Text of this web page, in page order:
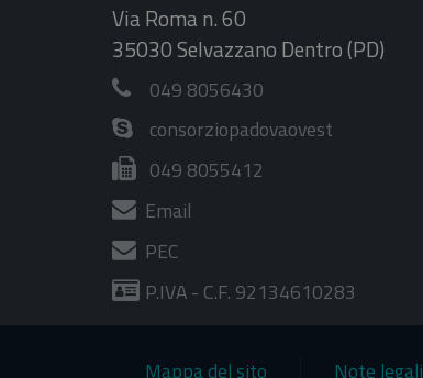
Via Roma n. 60
35030 Selvazzano Dentro (PD)
049 8056430
consorziopadovaovest
049 8055412
Email
PEC
P.IVA - C.F. 92134610283
Mappa del sito Note legali